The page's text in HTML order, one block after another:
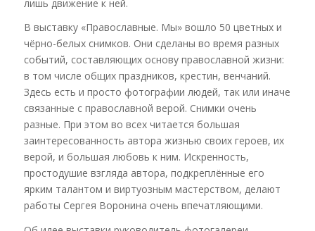
лишь движение к ней.
В выставку «Православные. Мы» вошло 50 цветных и
чёрно-белых снимков. Они сделаны во время разных
событий, составляющих основу православной жизни:
в том числе общих праздников, крестин, венчаний.
Здесь есть и просто фотографии людей, так или иначе
связанные с православной верой. Снимки очень
разные. При этом во всех читается большая
заинтересованность автора жизнью своих героев, их
верой, и большая любовь к ним. Искренность,
простодушие взгляда автора, подкреплённые его
ярким талантом и виртуозным мастерством, делают
работы Сергея Воронина очень впечатляющими.